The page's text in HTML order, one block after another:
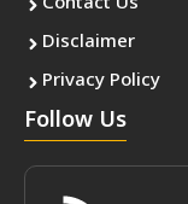
Contact Us
Disclaimer
Privacy Policy
Follow Us